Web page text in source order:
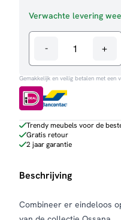
Verwachte levering
-
Salontafel
Ossana
-
Rohde
aantal
+
Gemakkelijk en veilig betalen met een
Trendy meubels voor de
Gratis retour
2 jaar garantie
Beschrijving
Combineer er eindeloos